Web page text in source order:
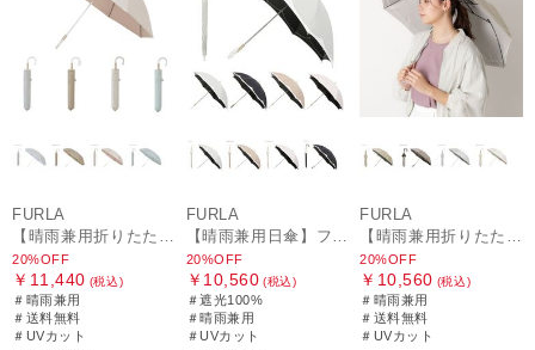
FURLA
【晴雨兼用折りたたみ日傘】フルラ (FURLA) パールリボンジャガード 遮光99.99 遮熱 UV99.99
20%OFF
￥11,440 (税込)
＃晴雨兼用
＃送料無料
＃UVカット
FURLA
【晴雨兼用日傘】フルラ（FURLA）バイカラーカットワーク 遮光100 UV100 軽量
20%OFF
￥10,560 (税込)
＃遮光100%
＃晴雨兼用
＃UVカット
FURLA
【晴雨兼用折りたたみ日傘】フルラ (FURLA) シャンブレーオーガンジー刺繍
20%OFF
￥10,560 (税込)
＃晴雨兼用
＃送料無料
＃UVカット